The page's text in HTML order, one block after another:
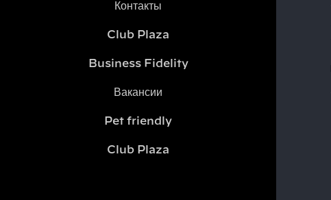
Контакты
Club Plaza
Business Fidelity
Вакансии
Pet friendly
Club Plaza